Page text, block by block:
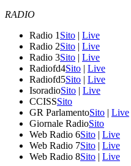
RADIO
Radio 1 Sito | Live
Radio 2Sito | Live
Radio 3Sito | Live
Radiofd4Sito | Live
Radiofd5Sito | Live
IsoradioSito | Live
CCISSSito
GR ParlamentoSito | Live
Giornale RadioSito
Web Radio 6Sito | Live
Web Radio 7Sito | Live
Web Radio 8Sito | Live